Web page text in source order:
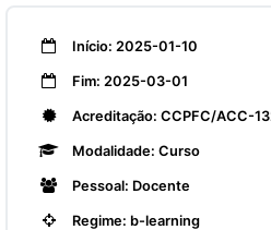
Início: 2025-01-10
Fim: 2025-03-01
Acreditação: CCPFC/ACC-
Modalidade: Curso
Pessoal: Docente
Regime: b-learning